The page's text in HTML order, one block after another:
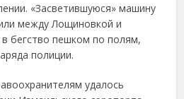
«Засветившуюся» машину
между Лощиновкой и
бегство пешком по полям,
полиции.
удалось